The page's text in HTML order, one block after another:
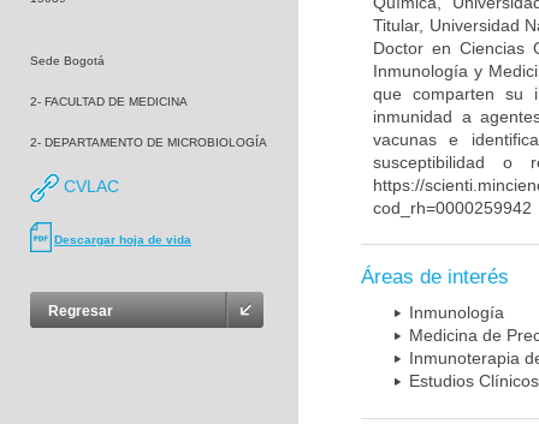
Sede Bogotá
2- FACULTAD DE MEDICINA
2- DEPARTAMENTO DE MICROBIOLOGÍA
CVLAC
Descargar hoja de vida
Regresar
Titular, Universidad
Doctor en Ciencias
Inmunología y
que comparten su
inmunidad a
vacunas e
susceptibilidad o
https://
cod_rh=0000259942
Áreas de interés
Inmunología
Medicina de
Inmunoterapia
Estudios Clínicos